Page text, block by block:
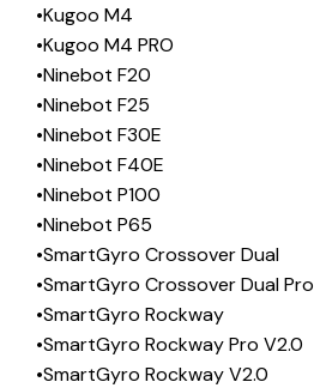
•Kugoo M4
•Kugoo M4 PRO
•Ninebot F20
•Ninebot F25
•Ninebot F30E
•Ninebot F40E
•Ninebot P100
•Ninebot P65
•SmartGyro Crossover Dual
•SmartGyro Crossover Dual Pro
•SmartGyro Rockway
•SmartGyro Rockway Pro V2.0
•SmartGyro Rockway V2.0